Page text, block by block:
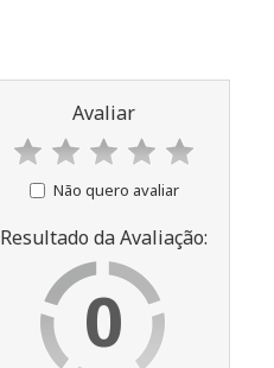
Avaliar
Não quero avaliar
Resultado da Avaliação:
0